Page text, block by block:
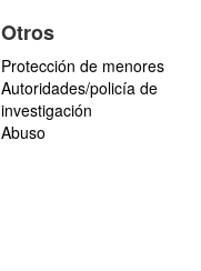
Otros
Protección de menores
Autoridades/policía de
investigación
Abuso